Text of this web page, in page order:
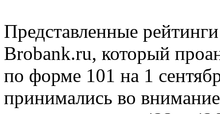
Представленные
Brobank.ru, который
по форме 101 на 1
принимались во внимание